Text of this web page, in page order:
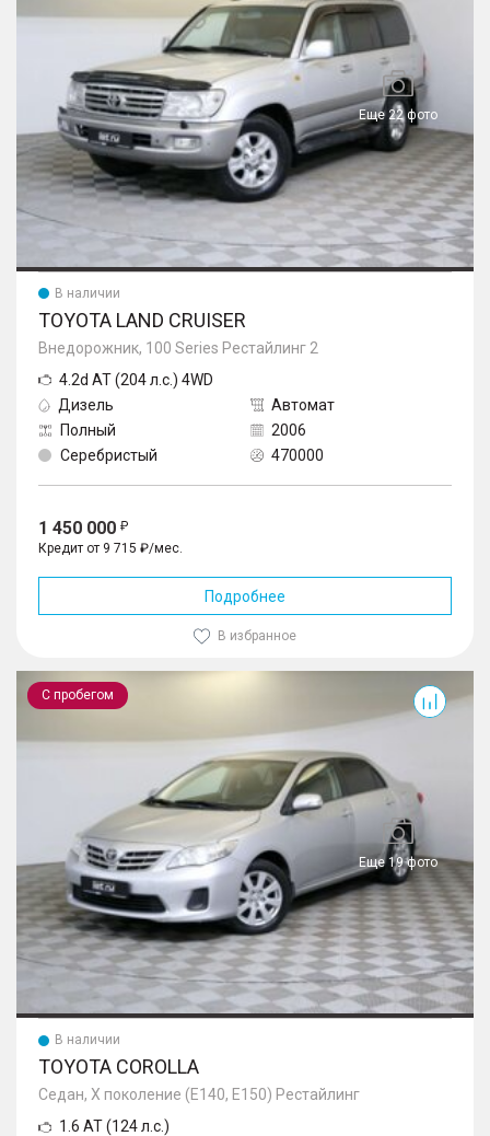
Еще 22 фото
В наличии
TOYOTA LAND CRUISER
Внедорожник, 100 Series Рестайлинг 2
4.2d AT (204 л.с.) 4WD
Дизель
Автомат
Полный
2006
Серебристый
470000
1 450 000
Кредит от 9 715 ₽/мес.
Подробнее
В избранное
С пробегом
Еще 19 фото
Corolla
В наличии
TOYOTA COROLLA
Седан, X поколение (E140, E150) Рестайлинг
1.6 AT (124 л.с.)